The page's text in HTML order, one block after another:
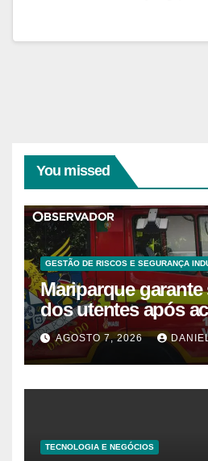
You missed
GESTÃO DE RISCOS E SEGURANÇA
Mariparque garante
dos utentes após
Observador
AGOSTO 7, 2026
TECNOLOGIA E NEGÓCIOS